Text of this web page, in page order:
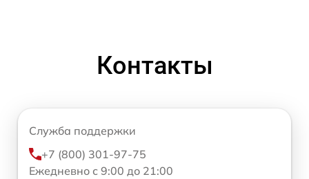
Контакты
Служба поддержки
+7 (800) 301-97-75
Ежедневно с 9:00 до 21:00